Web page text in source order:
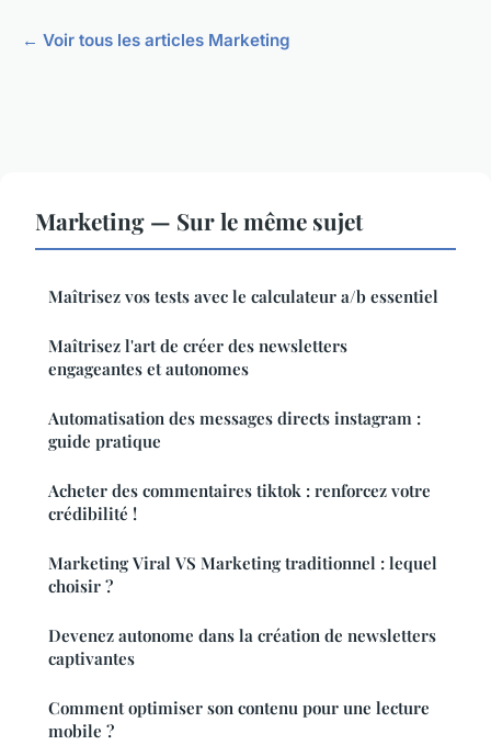
← Voir tous les articles Marketing
Marketing — Sur le même sujet
Maîtrisez vos tests avec le calculateur a/b essentiel
Maîtrisez l'art de créer des newsletters
engageantes et autonomes
Automatisation des messages directs instagram :
guide pratique
Acheter des commentaires tiktok : renforcez votre
crédibilité !
Marketing Viral VS Marketing traditionnel : lequel
choisir ?
Devenez autonome dans la création de newsletters
captivantes
Comment optimiser son contenu pour une lecture
mobile ?